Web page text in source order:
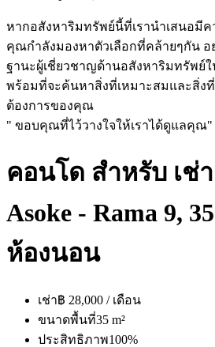
หากอสังหาริมทรัพย์นี้ที่เรานำเสนอมี
คุณกำลังมองหาตัวเลือกที่คล้ายๆกัน อ
ฐานะผู้เชี่ยวชาญด้านอสังหาริมทรัพย์ใ
พร้อมที่จะค้นหาสิ่งที่เหมาะสมและสิ่ง
ต้องการของคุณ
" ขอบคุณที่ไว้วางใจให้เราได้ดูแลคุณ"
คอนโด สำหรับ เช่
Asoke - Rama 9,
ห้องนอน
เช่า฿ 28,000 / เดือน
ขนาดพื้นที่35 m²
ประสิทธิภาพ100%